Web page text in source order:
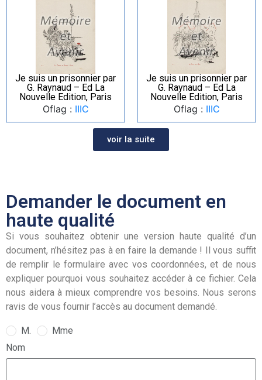
Je suis un prisonnier par
G. Raynaud – Ed La
Nouvelle Edition, Paris
Oflag : IIIC
Je suis un prisonnier par
G. Raynaud – Ed La
Nouvelle Edition, Paris
Oflag : IIIC
voir la suite
Demander le document en
haute qualité
Si vous souhaitez obtenir une version haute qualité d’un
document, n’hésitez pas à en faire la demande ! Il vous suffit
de remplir le formulaire avec vos coordonnées, et de nous
expliquer pourquoi vous souhaitez accéder à ce fichier. Cela
nous aidera à mieux comprendre vos besoins. Nous serons
ravis de vous fournir l’accès au document demandé.
M.
Mme
Nom